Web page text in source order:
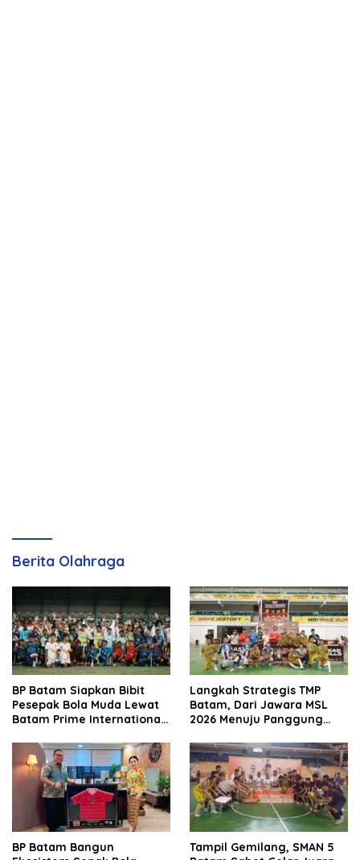
Berita Olahraga
BP Batam Siapkan Bibit
Pesepak Bola Muda Lewat
Batam Prime International
Langkah Strategis TMP
Batam, Dari Jawara MSL
2026 Menuju Panggung
BP Batam Bangun
Tampil Gemilang, SMAN 5